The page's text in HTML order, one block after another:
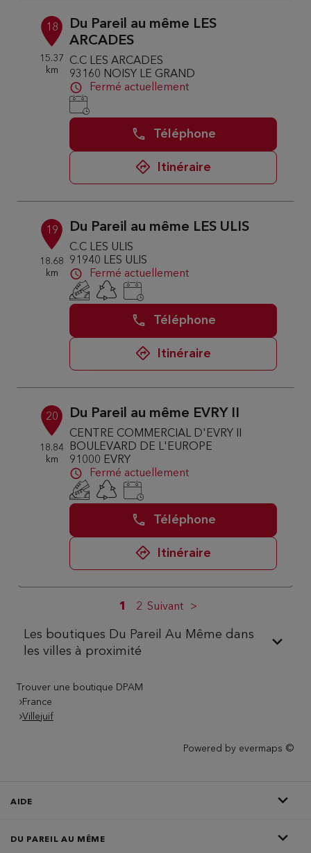
18
15.37
km
Du Pareil au même LES
ARCADES
C.C LES ARCADES
93160 NOISY LE GRAND
Fermé actuellement
Téléphone
Itinéraire
19
18.68
km
Du Pareil au même LES ULIS
C.C LES ULIS
91940 LES ULIS
Fermé actuellement
Téléphone
Itinéraire
20
18.84
km
Du Pareil au même EVRY II
CENTRE COMMERCIAL D'EVRY II
BOULEVARD DE L'EUROPE
91000 EVRY
Fermé actuellement
Téléphone
Itinéraire
1 2 Suivant
Les boutiques Du Pareil Au Même dans
les villes à proximité
Trouver une boutique DPAM
France
Villejuif
Powered by evermaps ©
AIDE
DU PAREIL AU MÊME